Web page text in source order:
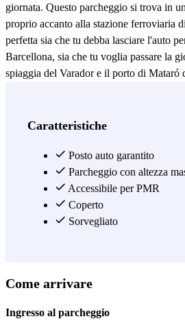
giornata. Questo parcheggio si trova in
proprio accanto alla stazione ferroviaria
perfetta sia che tu debba lasciare l'auto
Barcellona, sia che tu voglia passare la
spiaggia del Varador e il porto di Mataró
complicazioni. Non perdere tempo a
anticipo tramite Parclick o direttamente
più rapido e comodo per assicurarti un
uscire di casa.
Vedi di più
Caratteristiche
Posto auto garantito
Parcheggio con altezza
Accessibile per PMR
Coperto
Sorvegliato
Come arrivare
Ingresso al parcheggio